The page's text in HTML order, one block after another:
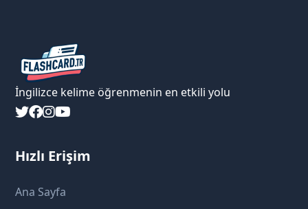
İngilizce kelime öğrenmenin en etkili yolu
Hızlı Erişim
Ana Sayfa